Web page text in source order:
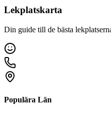
Lekplatskarta
Din guide till de bästa
Populära Län